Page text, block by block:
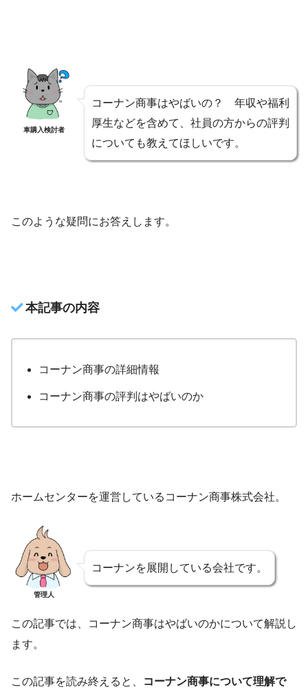
車購入検討者
コーナン商事はやばいの？ 年収や福利
厚生などを含めて、社員の方からの評判
についても教えてほしいです。
このような疑問にお答えします。
本記事の内容
コーナン商事の詳細情報
コーナン商事の評判はやばいのか
ホームセンターを運営しているコーナン商事株式会社。
管理人
コーナンを展開している会社です。
この記事では、コーナン商事はやばいのかについて解説し
ます。
この記事を読み終えると、
コーナン商事について理解で